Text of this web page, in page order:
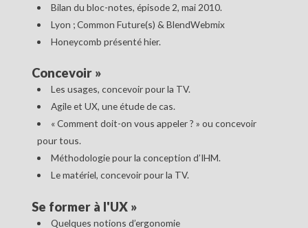
Bilan du bloc-notes, épisode 2, mai 2010.
Lyon ; Common Future(s) & BlendWebmix
Honeycomb présenté hier.
Concevoir»
Les usages, concevoir pour la TV.
Agile et UX, une étude de cas.
« Comment doit-on vous appeler ? » ou concevoir
pour tous.
Méthodologie pour la conception d’IHM.
Le matériel, concevoir pour la TV.
Se former à l'UX»
Quelques notions d’ergonomie